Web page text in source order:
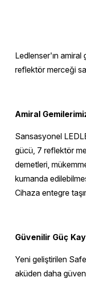
Ledlenser'ın amiral
reflektör merceği
Amiral
Sansasyonel
gücü, 7 reflektör
demetleri,
kumanda
Cihaza entegre
Güvenilir Güç
Yeni geliştirilen
aküden daha